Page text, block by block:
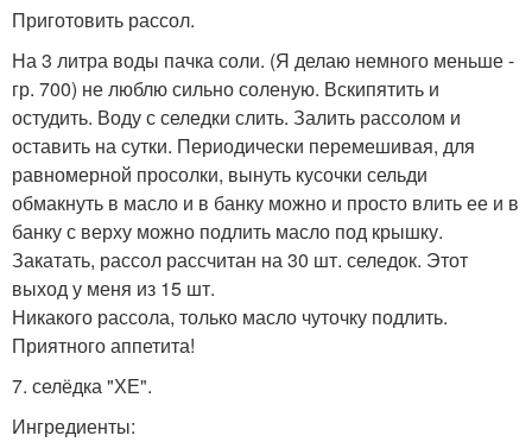
Приготовить рассол.
На 3 литра воды пачка соли. (Я делаю немного меньше -
гр. 700) не люблю сильно соленую. Вскипятить и
остудить. Воду с селедки слить. Залить рассолом и
оставить на сутки. Периодически перемешивая, для
равномерной просолки, вынуть кусочки сельди
обмакнуть в масло и в банку можно и просто влить ее и в
банку с верху можно подлить масло под крышку.
Закатать, рассол рассчитан на 30 шт. селедок. Этот
выход у меня из 15 шт.
Никакого рассола, только масло чуточку подлить.
Приятного аппетита!
7. селёдка "ХЕ".
Ингредиенты: